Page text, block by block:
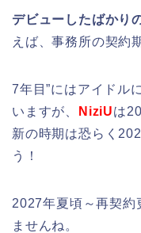
デビューしたばかり
えば、事務所の契約
7年目”にはアイドル
いますが、
NiziUは
新の時期は恐らく
う！
2027年夏頃～再契約
ませんね。